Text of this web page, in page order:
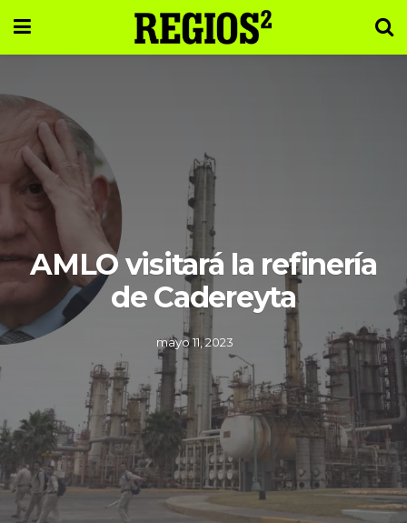
AMLO visitará la refinería
de Cadereyta
mayo 11, 2023